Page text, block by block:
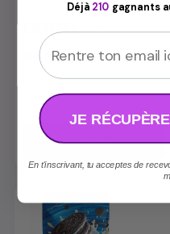
99,90 €
Aperçu
Déjà 210 gagnants
Email
JE
En t'inscrivant, tu acceptes de